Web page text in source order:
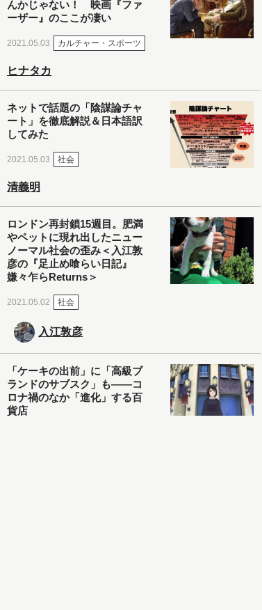
んかじゃない！ 映画『ファ
ーザー』のここが凄い
2021.05.03 カルチャー・スポーツ
ヒナタカ
ネットで話題の「陰謀論チャ
ート」を徹底解説＆日本語訳
してみた
2021.05.03 社会
清義明
ロンドン再封鎖15週目。肥満
やペットに現れ出したニュー
ノーマル社会の歪み＜入江敦
彦の『足止め喰らい日記』
嫌々乍らReturns＞
2021.05.02 社会
入江敦彦
「ケーキの出前」に「高級ブ
ランドのサブスク」も――コ
ロナ禍のなか「進化」する百
貨店